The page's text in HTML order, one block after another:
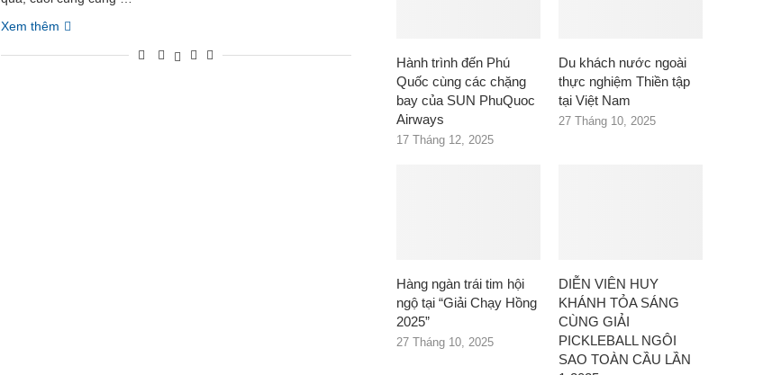
Xem thêm
Hành trình đến Phú
Quốc cùng các chặng
bay của SUN PhuQuoc
Airways
17 Tháng 12, 2025
Du khách nước ngoài
thực nghiệm Thiền tập
tại Việt Nam
27 Tháng 10, 2025
Hàng ngàn trái tim hội
ngộ tại “Giải Chạy Hồng
2025”
27 Tháng 10, 2025
DIỄN VIÊN HUY
KHÁNH TỎA SÁNG
CÙNG GIẢI
PICKLEBALL NGÔI
SAO TOÀN CẦU LẦN